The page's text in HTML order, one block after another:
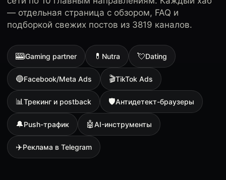
— отдельная страница с обзором, FAQ и
подборкой свежих постов из 3819 каналов.
🎰iGaming partner 💊 Nutra 💘Dating
🔵Facebook/Meta Ads 🎬TikTok Ads
📊Трекинг и postback 🛡Антидетект-браузеры
🔔Push-трафик 🤖AI-инструменты
✈️Реклама в Telegram